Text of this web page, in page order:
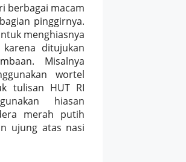
berbagai macam
pinggirnya.
menghiasnya
ditujukan
Misalnya
wortel
tulisan HUT RI
hiasan
merah putih
ujung atas nasi